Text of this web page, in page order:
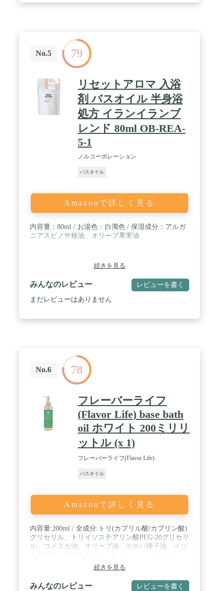
No.5 79
リセットアロマ 入浴
剤 バスオイル 半身浴
処方 イランイランブ
レンド 80ml OB-REA-
5-1
ノルコーポレーション
バスオイル
Amazonで詳しく見る
内容量：80ml / お湯色：白濁色 / 保湿成分：アルガ
ニアスピノサ核油、オリーブ果実油
続きを見る
みんなのレビュー レビューを書く
まだレビューはありません
No.6 78
フレーバーライフ
(Flavor Life) base bath
oil ホワイト 200ミリリ
ットル (x 1)
フレーバーライフ(Flavor Life)
バスオイル
Amazonで詳しく見る
内容量:200ml / 全成分:トリ(カプリル酸/カプリン酸)
グリセリル、トリイソステアリン酸PEG-20グリセリ
ル、コメヌカ油、オリーブ油、ホホバ種子油、イソ
続きを見る
みんなのレビュー レビューを書く